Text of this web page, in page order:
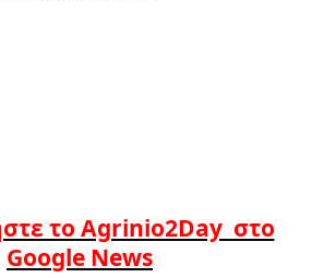
το Agrinio2Day στο
Google News